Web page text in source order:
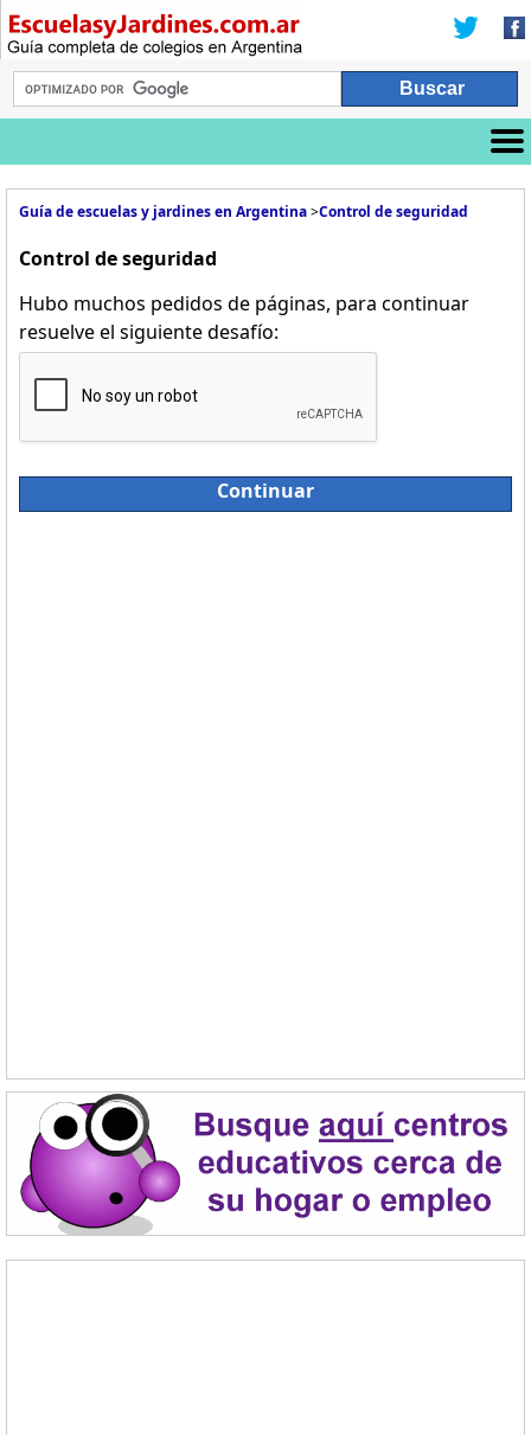
Guía de escuelas y jardines en Argentina>Control de seguridad
Control de seguridad
Hubo muchos pedidos de páginas, para continuar
resuelve el siguiente desafío:
Continuar